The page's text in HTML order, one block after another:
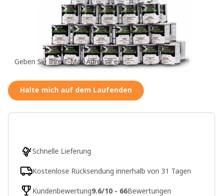
Benachrichtigung bei wieder verfügbarem Artikel
abonnieren
Halte mich auf dem Laufenden
Schnelle Lieferung
Kostenlose Rücksendung innerhalb von 31 Tagen
Kundenbewertung9.6/10 - 66Bewertungen